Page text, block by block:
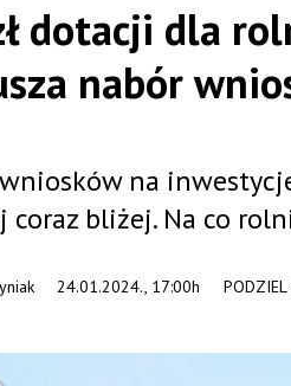
dotacji dla
nabór
24.01.2024., 17:00h PODZIEL
na
coraz bliżej. Na co